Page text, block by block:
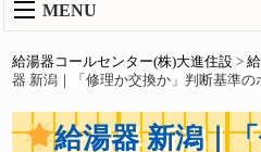
MENU
給湯器コールセンター(株)大進住設 >
器 新潟｜「修理か交換か」判断基準の
給湯器 新潟｜